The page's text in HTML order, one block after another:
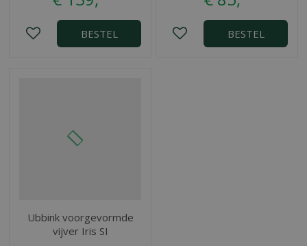
BESTEL BESTEL
Ubbink voorgevormde
vijver Iris SI